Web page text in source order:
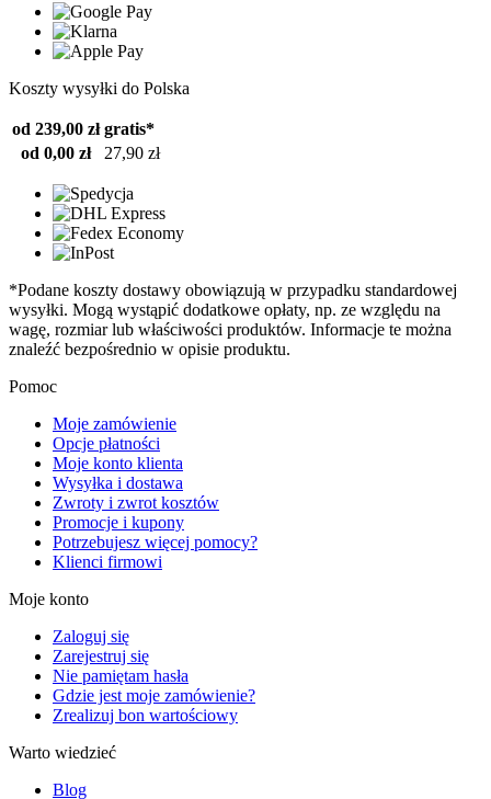
Koszty wysyłki do Polska
od 239,00 zł gratis*
od 0,00 zł
27,90 zł
*Podane koszty dostawy obowiązują w przypadku standardowej
wysyłki. Mogą wystąpić dodatkowe opłaty, np. ze względu na
wagę, rozmiar lub właściwości produktów. Informacje te można
znaleźć bezpośrednio w opisie produktu.
Pomoc
Moje zamówienie
Opcje płatności
Moje konto klienta
Wysyłka i dostawa
Zwroty i zwrot kosztów
Promocje i kupony
Potrzebujesz więcej pomocy?
Klienci firmowi
Moje konto
Zaloguj się
Zarejestruj się
Nie pamiętam hasła
Gdzie jest moje zamówienie?
Zrealizuj bon wartościowy
Warto wiedzieć
Blog